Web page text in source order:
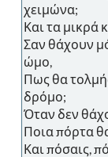
χειμώνα;
Και τα μικρά
Σαν θάχουν
ώμο,
Πως θα
δρόμο;
Όταν δεν
Ποια πόρτα
Και πόσαις,